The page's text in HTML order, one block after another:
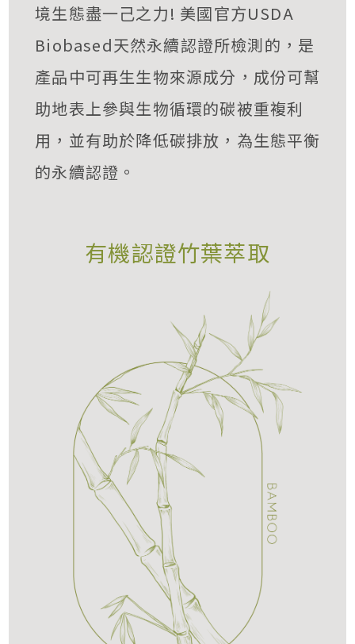
境生態盡一己之力! 美國官方USDA
Biobased天然永續認證所檢測的，是
產品中可再生生物來源成分，成份可幫
助地表上參與生物循環的碳被重複利
用，並有助於降低碳排放，為生態平衡
的永續認證。
有機認證竹葉萃取